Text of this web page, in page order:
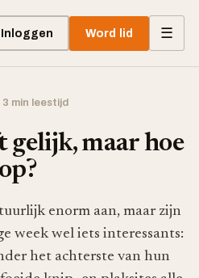
Inloggen Word lid ☰
3 min leestijd
gelijk, maar hoe
enorm aan, maar zijn
week wel iets interessants:
het achterste van hun